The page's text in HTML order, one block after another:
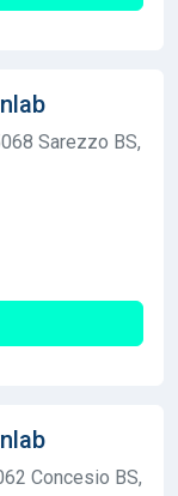
Sarezzo BS,
Concesio BS,